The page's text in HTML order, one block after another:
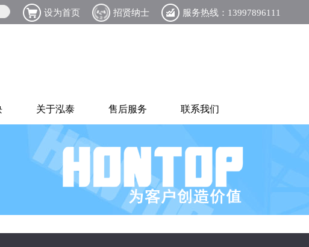
设为首页 招贤纳士 服务热线：13997896111
关于泓泰 售后服务 联系我们